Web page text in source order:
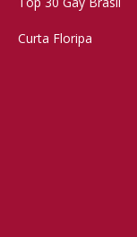
Curta Floripa